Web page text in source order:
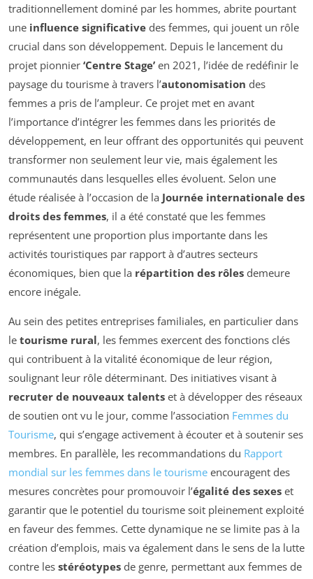
traditionnellement dominé par les hommes, abrite pourtant
une influence significative des femmes, qui jouent un rôle
crucial dans son développement. Depuis le lancement du
projet pionnier ‘Centre Stage’ en 2021, l’idée de redéfinir le
paysage du tourisme à travers l’autonomisation des
femmes a pris de l’ampleur. Ce projet met en avant
l’importance d’intégrer les femmes dans les priorités de
développement, en leur offrant des opportunités qui peuvent
transformer non seulement leur vie, mais également les
communautés dans lesquelles elles évoluent. Selon une
étude réalisée à l’occasion de la Journée internationale des
droits des femmes, il a été constaté que les femmes
représentent une proportion plus importante dans les
activités touristiques par rapport à d’autres secteurs
économiques, bien que la répartition des rôles demeure
encore inégale.
Au sein des petites entreprises familiales, en particulier dans
le tourisme rural, les femmes exercent des fonctions clés
qui contribuent à la vitalité économique de leur région,
soulignant leur rôle déterminant. Des initiatives visant à
recruter de nouveaux talents et à développer des réseaux
de soutien ont vu le jour, comme l’association Femmes du
Tourisme, qui s’engage activement à écouter et à soutenir ses
membres. En parallèle, les recommandations du Rapport
mondial sur les femmes dans le tourisme encouragent des
mesures concrètes pour promouvoir l’égalité des sexes et
garantir que le potentiel du tourisme soit pleinement exploité
en faveur des femmes. Cette dynamique ne se limite pas à la
création d’emplois, mais va également dans le sens de la lutte
contre les stéréotypes de genre, permettant aux femmes de